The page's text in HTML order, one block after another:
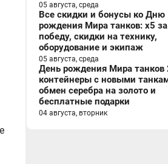
05 августа, среда
Все скидки и бонусы ко Дню
рождения Мира танков: x5 за
победу, скидки на технику,
оборудование и экипаж
05 августа, среда
День рождения Мира танков
контейнеры с новыми
обмен серебра на золото и
бесплатные подарки
04 августа, вторник